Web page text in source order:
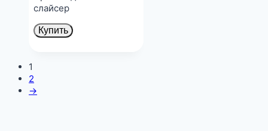
слайсер
Купить
1
2
→